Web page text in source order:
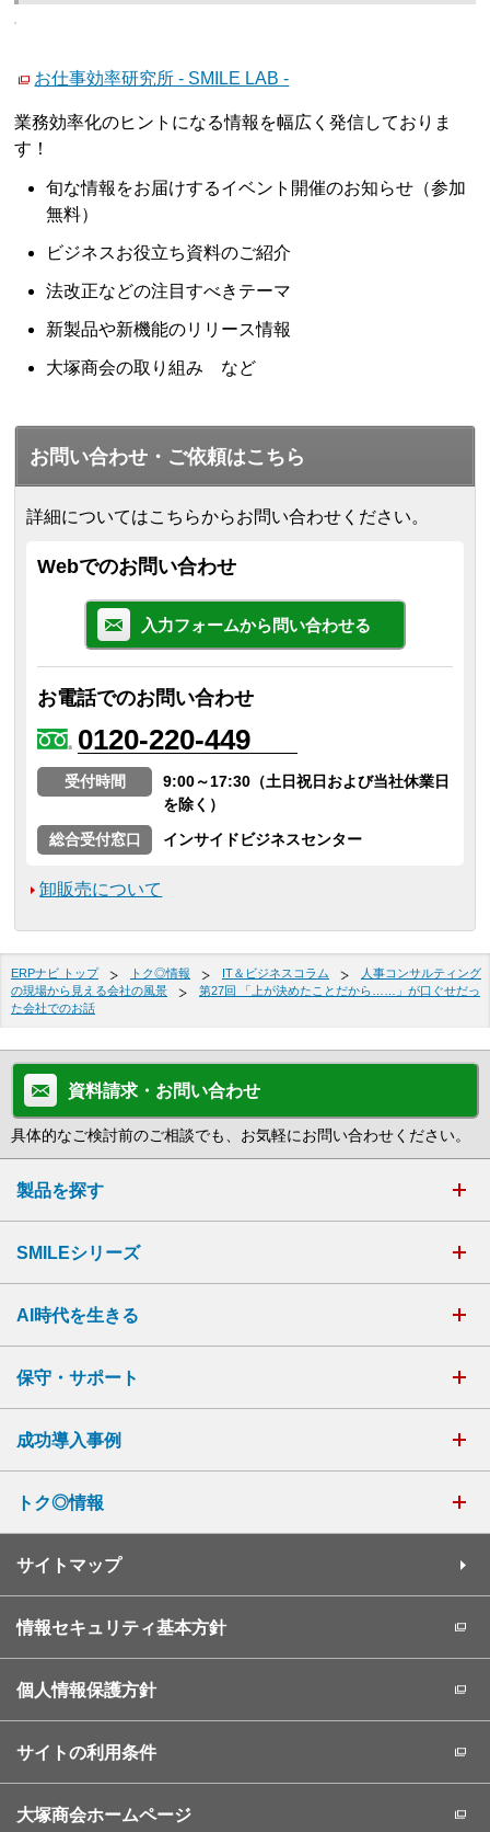
お仕事効率研究所 - SMILE LAB -
業務効率化のヒントになる情報を幅広く発信しておりま
す！
旬な情報をお届けするイベント開催のお知らせ（参加
無料）
ビジネスお役立ち資料のご紹介
法改正などの注目すべきテーマ
新製品や新機能のリリース情報
大塚商会の取り組み など
お問い合わせ・ご依頼はこちら
詳細についてはこちらからお問い合わせください。
Webでのお問い合わせ
入力フォームから問い合わせる
お電話でのお問い合わせ
0120-220-449
受付時間
9:00～17:30（土日祝日および当社休業日
を除く）
総合受付窓口
インサイドビジネスセンター
卸販売について
ERPナビ トップ トク◎情報 IT＆ビジネスコラム
人事コンサルティング
の現場から見える会社の風景
第27回 「上が決めたことだから……」が口ぐせだっ
た会社でのお話
資料請求・お問い合わせ
具体的なご検討前のご相談でも、お気軽にお問い合わせください。
製品を探す
SMILEシリーズ
AI時代を生きる
保守・サポート
成功導入事例
トク◎情報
サイトマップ
情報セキュリティ基本方針
個人情報保護方針
サイトの利用条件
大塚商会ホームページ